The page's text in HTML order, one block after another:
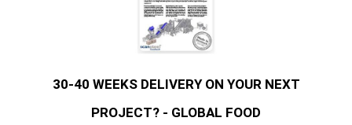
30-40 WEEKS DELIVERY ON YOUR NEXT
PROJECT? - GLOBAL FOOD